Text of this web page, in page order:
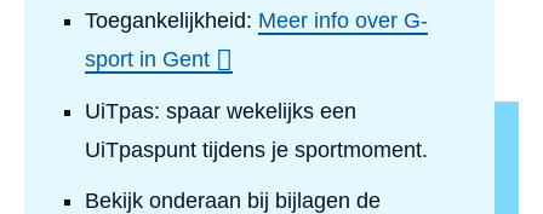
Toegankelijkheid: Meer info over G-
sport in Gent
UiTpas: spaar wekelijks een
UiTpaspunt tijdens je sportmoment.
Bekijk onderaan bij bijlagen de